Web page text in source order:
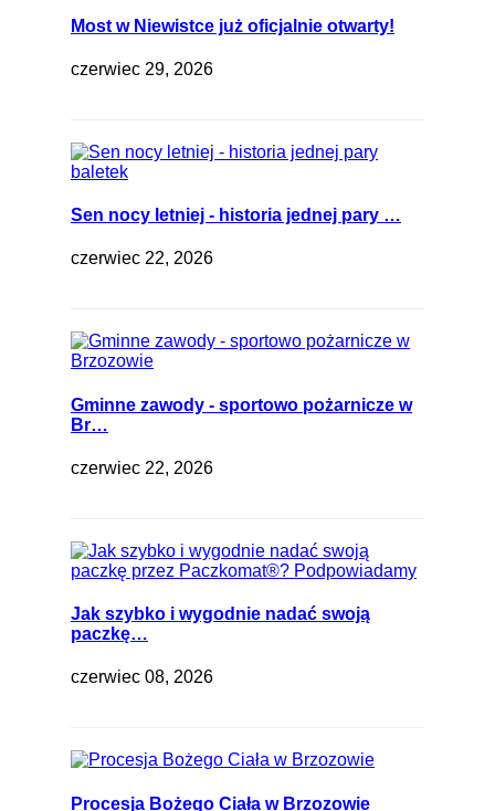
Most w Niewistce już oficjalnie otwarty!
czerwiec 29, 2026
Sen nocy letniej - historia jednej pary …
czerwiec 22, 2026
Gminne zawody - sportowo pożarnicze w
Br…
czerwiec 22, 2026
Jak szybko i wygodnie nadać swoją
paczkę…
czerwiec 08, 2026
Procesja Bożego Ciała w Brzozowie